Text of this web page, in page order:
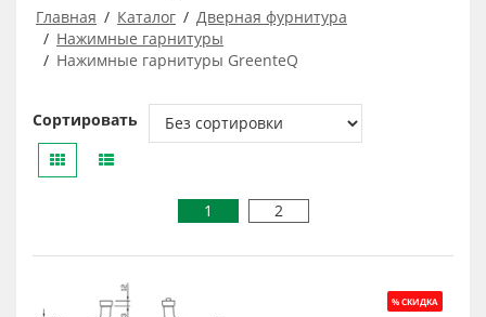
Главная Каталог
Дверная фурнитура
Нажимные гарнитуры
Нажимные гарнитуры GreenteQ
Сортировать
1 2